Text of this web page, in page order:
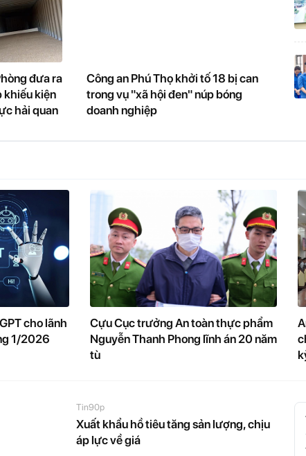
đưa ra
khiếu kiện
hải quan
Công an Phú Thọ khởi tố 18 bị can
trong vụ "xã hội đen" núp bóng
doanh nghiệp
cho lãnh
1/2026
Cựu Cục trưởng An toàn thực phẩm
Nguyễn Thanh Phong lĩnh án 20 năm
tù
Tin90p
Xuất khẩu hồ tiêu tăng sản lượng, chịu
áp lực về giá